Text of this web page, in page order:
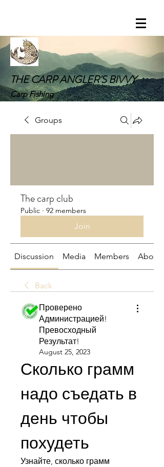
THE CARP ANGLER'S BIVVY
Carp Fishing
Groups
The carp club
Public · 92 members
Join
Discussion Media Members About
Back
Проверено
Администрацией!
Превосходный
Результат!
August 25, 2023
Сколько грамм
надо съедать в
день чтобы
похудеть
Узнайте, сколько грамм